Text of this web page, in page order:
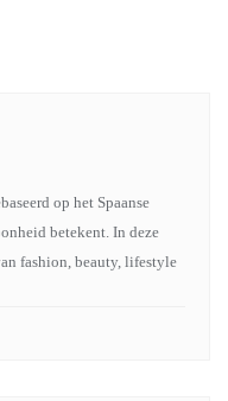
op het Spaanse
betekent. In deze
fashion, beauty, lifestyle